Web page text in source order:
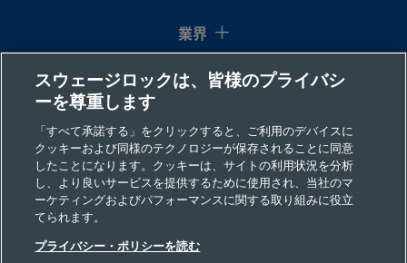
MB-63
-
MS-
131
- - 製品を見る
業界
コラム
リソース
会社情報
スウェージロックは、皆様のプライバシ
ーを尊重します
「すべて承諾する」をクリックすると、ご利用のデバイスに
クッキーおよび同様のテクノロジーが保存されることに同意
したことになります。クッキーは、サイトの利用状況を分析
し、より良いサービスを提供するために使用され、当社のマ
ーケティングおよびパフォーマンスに関する取り組みに役立
てられます。
プライバシー・ポリシーを読む